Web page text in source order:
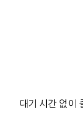
대기 시간 없이